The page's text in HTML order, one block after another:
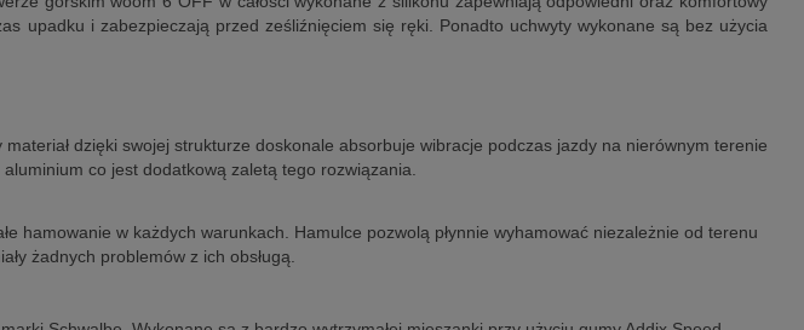
upadku i zabezpieczają przed ześliźnięciem się ręki. Ponadto uchwyty wykonane są bez użycia
dzięki swojej strukturze doskonale absorbuje wibracje podczas jazdy na nierównym terenie
co jest dodatkową zaletą tego rozwiązania.
hamowanie w każdych warunkach. Hamulce pozwolą płynnie wyhamować niezależnie od terenu
żadnych problemów z ich obsługą.